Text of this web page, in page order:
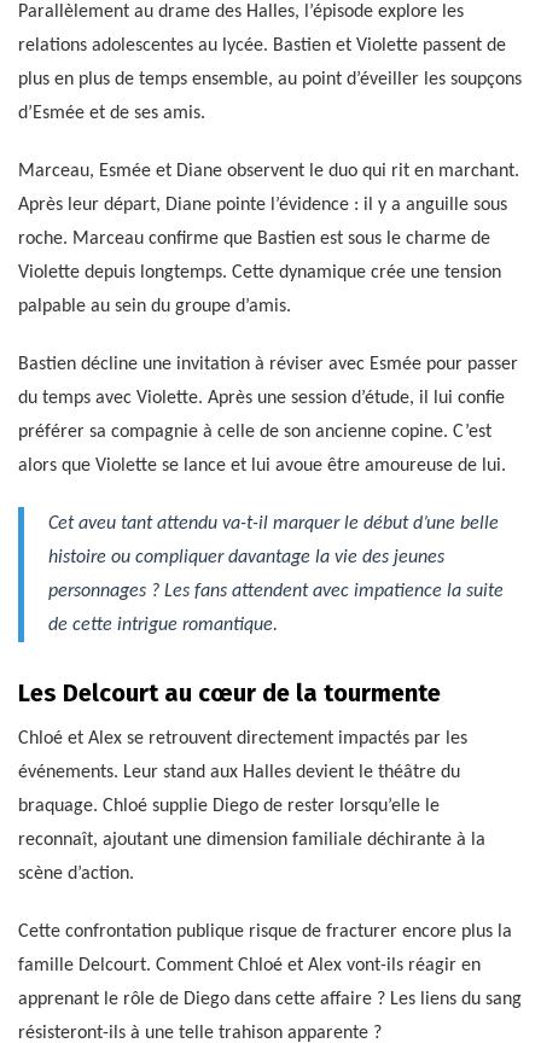
Parallèlement au drame des Halles, l’épisode explore les
relations adolescentes au lycée. Bastien et Violette passent de
plus en plus de temps ensemble, au point d’éveiller les soupçons
d’Esmée et de ses amis.
Marceau, Esmée et Diane observent le duo qui rit en marchant.
Après leur départ, Diane pointe l’évidence : il y a anguille sous
roche. Marceau confirme que Bastien est sous le charme de
Violette depuis longtemps. Cette dynamique crée une tension
palpable au sein du groupe d’amis.
Bastien décline une invitation à réviser avec Esmée pour passer
du temps avec Violette. Après une session d’étude, il lui confie
préférer sa compagnie à celle de son ancienne copine. C’est
alors que Violette se lance et lui avoue être amoureuse de lui.
Cet aveu tant attendu va-t-il marquer le début d’une belle
histoire ou compliquer davantage la vie des jeunes
personnages ? Les fans attendent avec impatience la suite
de cette intrigue romantique.
Les Delcourt au cœur de la tourmente
Chloé et Alex se retrouvent directement impactés par les
événements. Leur stand aux Halles devient le théâtre du
braquage. Chloé supplie Diego de rester lorsqu’elle le
reconnaît, ajoutant une dimension familiale déchirante à la
scène d’action.
Cette confrontation publique risque de fracturer encore plus la
famille Delcourt. Comment Chloé et Alex vont-ils réagir en
apprenant le rôle de Diego dans cette affaire ? Les liens du sang
résisteront-ils à une telle trahison apparente ?